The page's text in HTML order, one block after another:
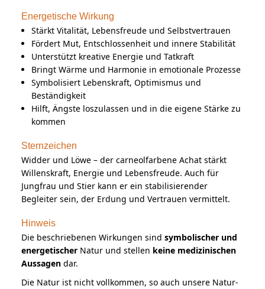
Energetische Wirkung
Stärkt Vitalität, Lebensfreude und Selbstvertrauen
Fördert Mut, Entschlossenheit und innere Stabilität
Unterstützt kreative Energie und Tatkraft
Bringt Wärme und Harmonie in emotionale Prozesse
Symbolisiert Lebenskraft, Optimismus und
Beständigkeit
Hilft, Ängste loszulassen und in die eigene Stärke zu
kommen
Sternzeichen
Widder und Löwe – der carneolfarbene Achat stärkt
Willenskraft, Energie und Lebensfreude. Auch für
Jungfrau und Stier kann er ein stabilisierender
Begleiter sein, der Erdung und Vertrauen vermittelt.
Hinweis
Die beschriebenen Wirkungen sind symbolischer und
energetischer Natur und stellen keine medizinischen
Aussagen dar.
Die Natur ist nicht vollkommen, so auch unsere Natur-